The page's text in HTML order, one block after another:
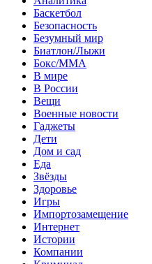
Баскетбол
Безопасность
Безумный мир
Биатлон/Лыжи
Бокс/MMA
В мире
В России
Вещи
Военные новости
Гаджеты
Дети
Дом и сад
Еда
Звёзды
Здоровье
Игры
Импортозамещение
Интернет
Истории
Компании